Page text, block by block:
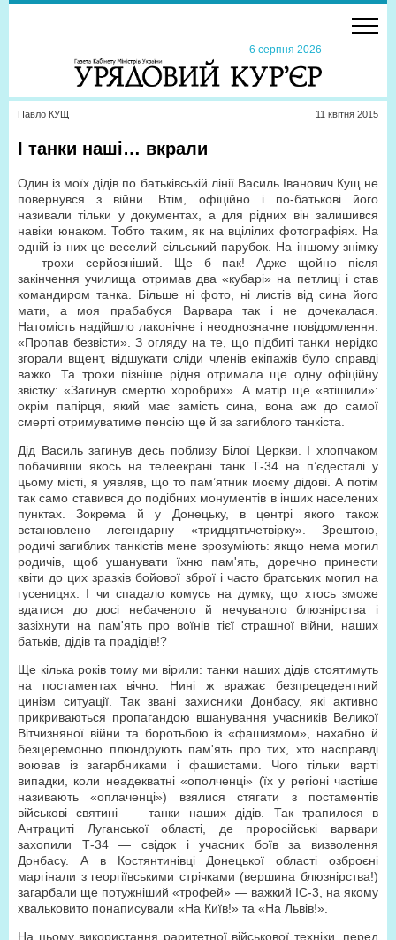
6 серпня 2026
Павло КУЩ 11 квiтня 2015
І танки наші… вкрали
Один із моїх дідів по батьківській лінії Василь Іванович Кущ не
повернувся з війни. Втім, офіційно і по-батькові його
називали тільки у документах, а для рідних він залишився
навіки юнаком. Тобто таким, як на вцілілих фотографіях. На
одній із них це веселий сільський парубок. На іншому знімку
— трохи серйозніший. Ще б пак! Адже щойно після
закінчення училища отримав два «кубарі» на петлиці і став
командиром танка. Більше ні фото, ні листів від сина його
мати, а моя прабабуся Варвара так і не дочекалася.
Натомість надійшло лаконічне і неоднозначне повідомлення:
«Пропав безвісти». З огляду на те, що підбиті танки нерідко
згорали вщент, відшукати сліди членів екіпажів було справді
важко. Та трохи пізніше рідня отримала ще одну офіційну
звістку: «Загинув смертю хоробрих». А матір ще «втішили»:
окрім папірця, який має замість сина, вона аж до самої
смерті отримуватиме пенсію ще й за загиблого танкіста.
Дід Василь загинув десь поблизу Білої Церкви. І хлопчаком
побачивши якось на телеекрані танк Т-34 на п’єдесталі у
цьому місті, я уявляв, що то пам’ятник моєму дідові. А потім
так само ставився до подібних монументів в інших населених
пунктах. Зокрема й у Донецьку, в центрі якого також
встановлено легендарну «тридцятьчетвірку». Зрештою,
родичі загиблих танкістів мене зрозуміють: якщо нема могил
родичів, щоб ушанувати їхню пам'ять, доречно принести
квіти до цих зразків бойової зброї і часто братських могил на
гусеницях. І чи спадало комусь на думку, що хтось зможе
вдатися до досі небаченого й нечуваного блюзнірства і
зазіхнути на пам'ять про воїнів тієї страшної війни, наших
батьків, дідів та прадідів!?
Ще кілька років тому ми вірили: танки наших дідів стоятимуть
на постаментах вічно. Нині ж вражає безпрецедентний
цинізм ситуації. Так звані захисники Донбасу, які активно
прикриваються пропагандою вшанування учасників Великої
Вітчизняної війни та боротьбою із «фашизмом», нахабно й
безцеремонно плюндрують пам'ять про тих, хто насправді
воював із загарбниками і фашистами. Чого тільки варті
випадки, коли неадекватні «ополченці» (їх у регіоні частіше
називають «оплаченці») взялися стягати з постаментів
військові святині — танки наших дідів. Так трапилося в
Антрациті Луганської області, де проросійські варвари
захопили Т-34 — свідок і учасник боїв за визволення
Донбасу. А в Костянтинівці Донецької області озброєні
маргінали з георгіївськими стрічками (вершина блюзнірства!)
загарбали ще потужніший «трофей» — важкий ІС-3, на якому
хвальковито понаписували «На Київ!» та «На Львів!».
На цьому використання раритетної військової техніки, перед